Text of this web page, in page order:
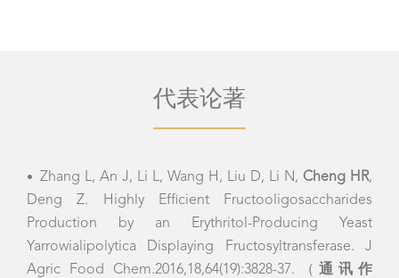
代表论著
• Zhang L, An J, Li L, Wang H, Liu D, Li N, Cheng HR,
Deng Z. Highly Efficient Fructooligosaccharides
Production by an Erythritol-Producing Yeast
Yarrowialipolytica Displaying Fructosyltransferase.
J
Agric Food Chem.2016,18,64(19):3828-37.（通讯作